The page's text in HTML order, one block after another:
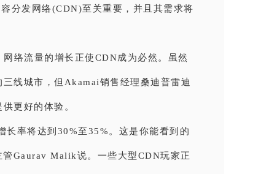
分发网络(CDN)至关重要，并且其需求将
络流量的增长正使CDN成为必然。虽然
线城市，但Akamai销售经理桑迪普雷迪
更好的体验。
长率将达到30%至35%。这是你能看到的
Gaurav Malik说。一些大型CDN玩家正